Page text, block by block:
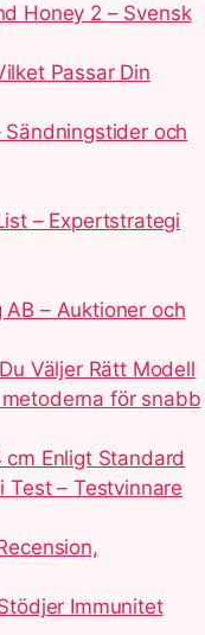
Honey 2 – Svensk
Passar Din
Sändningstider och
– Expertstrategi
AB – Auktioner och
Väljer Rätt Modell
för snabb
cm Enligt Standard
Test – Testvinnare
Immunitet